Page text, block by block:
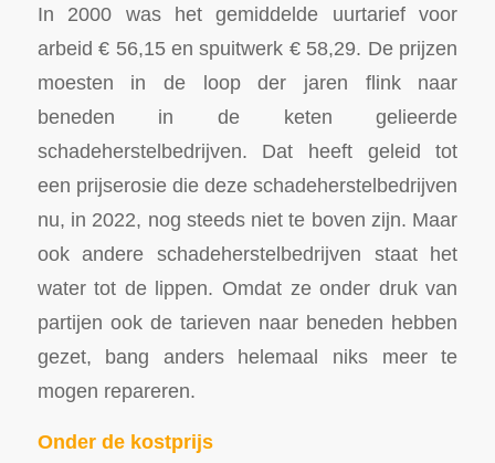
In 2000 was het gemiddelde uurtarief voor
arbeid € 56,15 en spuitwerk € 58,29. De prijzen
moesten in de loop der jaren flink naar
beneden in de keten gelieerde
schadeherstelbedrijven. Dat heeft geleid tot
een prijserosie die deze schadeherstelbedrijven
nu, in 2022, nog steeds niet te boven zijn. Maar
ook andere schadeherstelbedrijven staat het
water tot de lippen. Omdat ze onder druk van
partijen ook de tarieven naar beneden hebben
gezet, bang anders helemaal niks meer te
mogen repareren.
Onder de kostprijs